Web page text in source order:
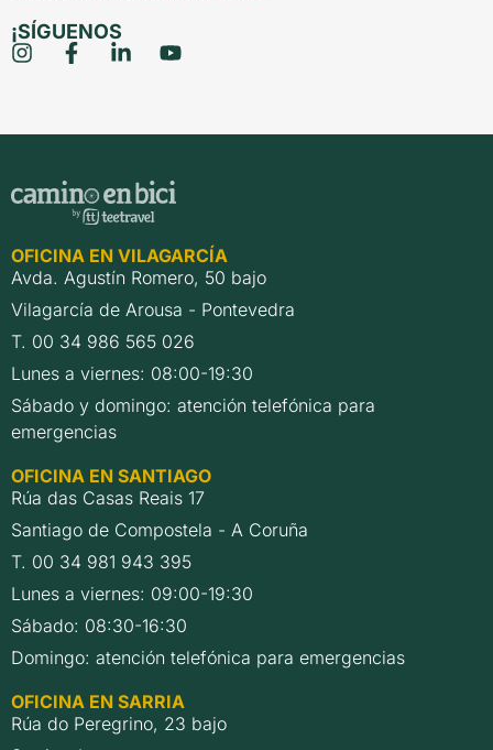
¡SÍGUENOS
OFICINA EN VILAGARCÍA
Avda. Agustín Romero, 50 bajo
Vilagarcía de Arousa - Pontevedra
T. 00 34 986 565 026
Lunes a viernes: 08:00-19:30
Sábado y domingo: atención telefónica para
emergencias
OFICINA EN SANTIAGO
Rúa das Casas Reais 17
Santiago de Compostela - A Coruña
T. 00 34 981 943 395
Lunes a viernes: 09:00-19:30
Sábado: 08:30-16:30
Domingo: atención telefónica para emergencias
OFICINA EN SARRIA
Rúa do Peregrino, 23 bajo